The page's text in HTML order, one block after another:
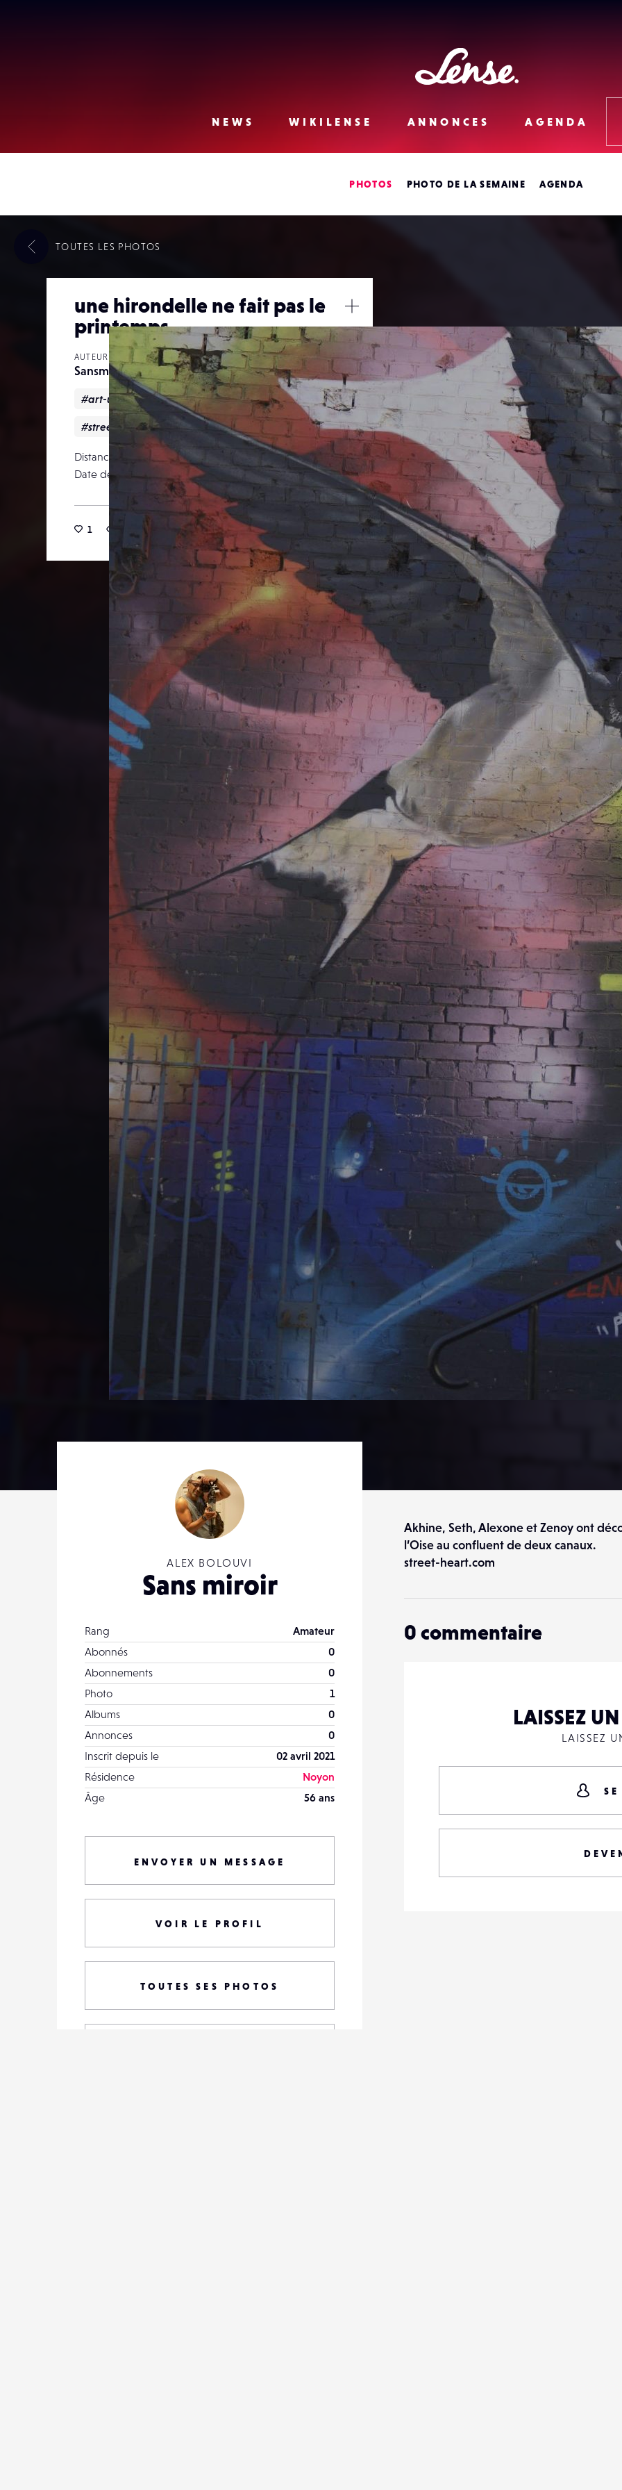
Lense
NEWS
WIKILENSE ANNONCES AGENDA
PHOTOS PHOTO DE LA SEMAINE AGENDA
une hirondelle ne fait pas le
printemps
AUTEUR
Sansmiroir
#art-urbain #hirondelle #Printemps
#street-heart #tag
Distance focale
0 mm
Date de publication
12 avril 2021
1
/
Fermer
TOUTES LES PHOTOS
ALEX BOLOUVI
Sans miroir
Rang
Amateur
Abonnés
0
Abonnements
0
Photo
1
Albums
0
Annonces
0
Inscrit depuis le
02 avril 2021
Résidence
Noyon
Âge
56 ans
ENVOYER UN MESSAGE
VOIR LE PROFIL
TOUTES SES PHOTOS
Akhine, Seth, Alexone et Zenoy ont
l’Oise au confluent de deux canaux.
street-heart.com
0 commentaire
LAISSEZ
LAISSEZ